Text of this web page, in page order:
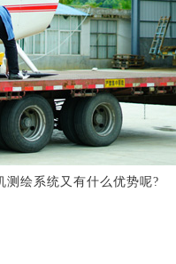
测绘系统又有什么优势呢?